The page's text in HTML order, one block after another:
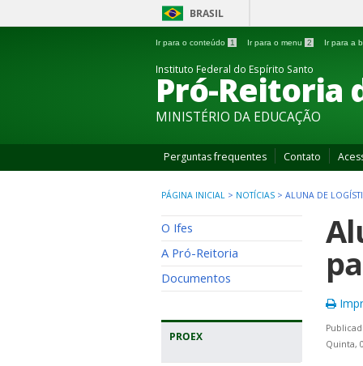
BRASIL
Ir para o conteúdo 1 Ir para o menu 2 Ir para a
Instituto Federal do Espírito Santo
Pró-Reitoria
MINISTÉRIO DA EDUCAÇÃO
Perguntas frequentes Contato
PÁGINA INICIAL > NOTÍCIAS > ALUNA DE
O Ifes
A Pró-Reitoria
Documentos
PROEX
Quinta,